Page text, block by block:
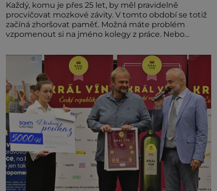
Každý, komu je přes 25 let, by měl pravidelně
procvičovat mozkové závity. V tomto období se totiž
začíná zhoršovat paměť. Možná máte problém
vzpomenout si na jméno kolegy z práce. Nebo
nedávno přečetli. Je to opravdu tak, s věkem jako
kdyby se paměť rozhodla stávkovat. Cvičte